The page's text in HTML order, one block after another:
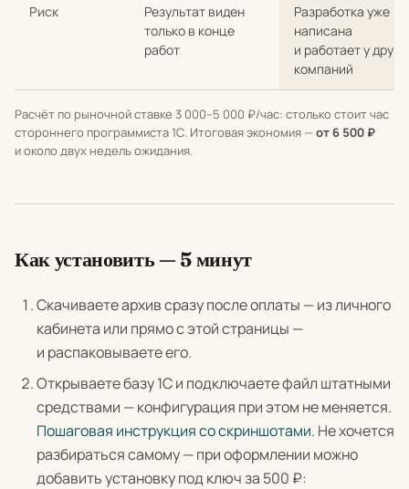
Риск
Результат виден
только в конце
работ
Разработка уже
написана
и работает у
компаний
Расчёт по рыночной ставке 3 000–5 000 ₽/час: столько стоит час
стороннего программиста 1С. Итоговая экономия —от 6 500 ₽
и около двух недель ожидания.
Как установить — 5 минут
Скачиваете архив сразу после оплаты — из личного
кабинета или прямо с этой страницы —
и распаковываете его.
Открываете базу 1С и подключаете файл штатными
средствами — конфигурация при этом не меняется.
Пошаговая инструкция со скриншотами. Не хочется
разбираться самому — при оформлении можно
добавить установку под ключ за 500 ₽: